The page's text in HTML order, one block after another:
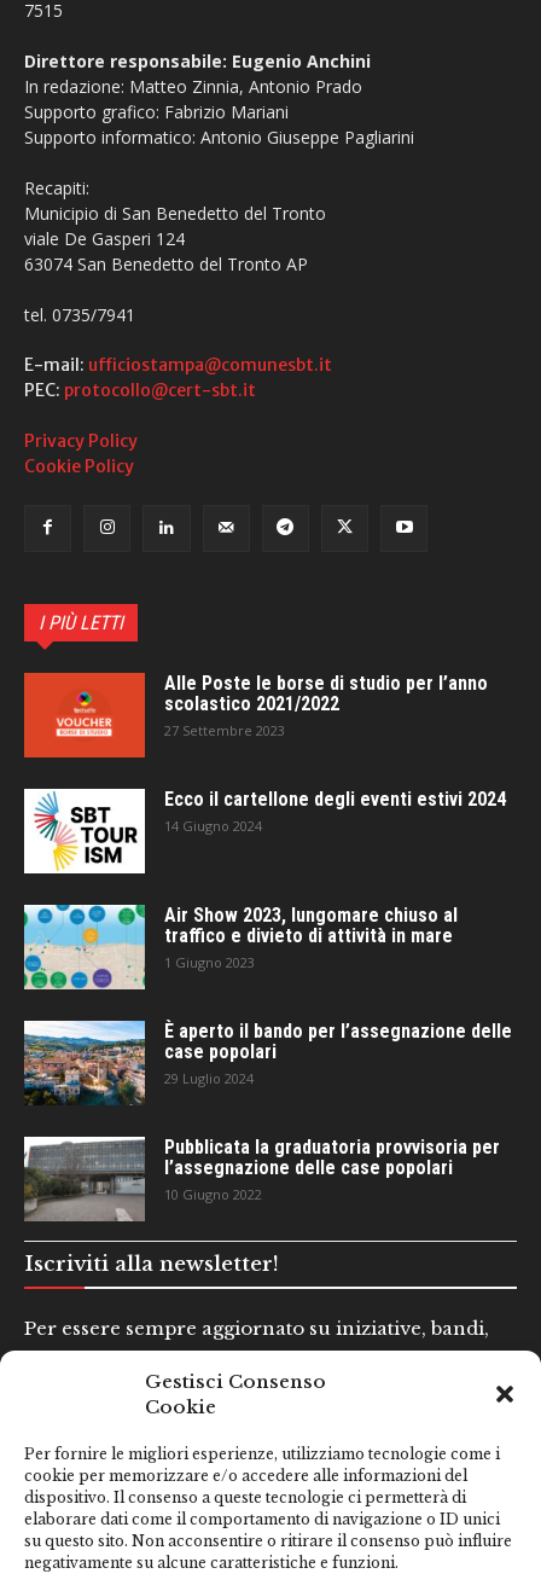
Gestisci Consenso
Cookie
Per fornire le migliori esperienze, utilizziamo tecnologie come i
cookie per memorizzare e/o accedere alle informazioni del
dispositivo. Il consenso a queste tecnologie ci permetterà di
elaborare dati come il comportamento di navigazione o ID unici
su questo sito. Non acconsentire o ritirare il consenso può influire
negativamente su alcune caratteristiche e funzioni.
7515
Direttore responsabile: Eugenio Anchini
In redazione: Matteo Zinnia, Antonio Prado
Supporto grafico: Fabrizio Mariani
Supporto informatico: Antonio Giuseppe Pagliarini
Recapiti:
Municipio di San Benedetto del Tronto
viale De Gasperi 124
63074 San Benedetto del Tronto AP
tel. 0735/7941
E-mail: ufficiostampa@comunesbt.it
PEC: protocollo@cert-sbt.it
Privacy Policy
Cookie Policy
I PIÙ LETTI
Alle Poste le borse di studio per l’anno
scolastico 2021/2022
27 Settembre 2023
Ecco il cartellone degli eventi estivi 2024
14 Giugno 2024
Air Show 2023, lungomare chiuso al
traffico e divieto di attività in mare
1 Giugno 2023
È aperto il bando per l’assegnazione delle
case popolari
29 Luglio 2024
Pubblicata la graduatoria provvisoria per
l’assegnazione delle case popolari
10 Giugno 2022
Iscriviti alla newsletter!
Per essere sempre aggiornato su iniziative, bandi,
Email*